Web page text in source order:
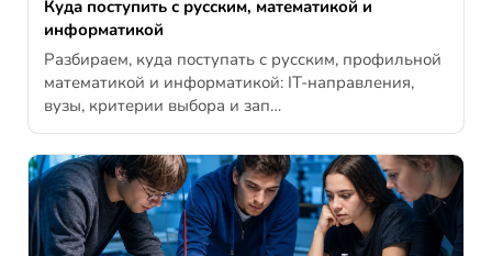
Куда поступить с русским, математикой и
информатикой
Разбираем, куда поступать с русским, профильной
математикой и информатикой: IT-направления,
вузы, критерии выбора и зап…